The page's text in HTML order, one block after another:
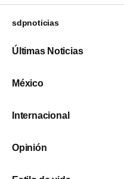
sdpnoticias
Últimas Noticias
México
Internacional
Opinión